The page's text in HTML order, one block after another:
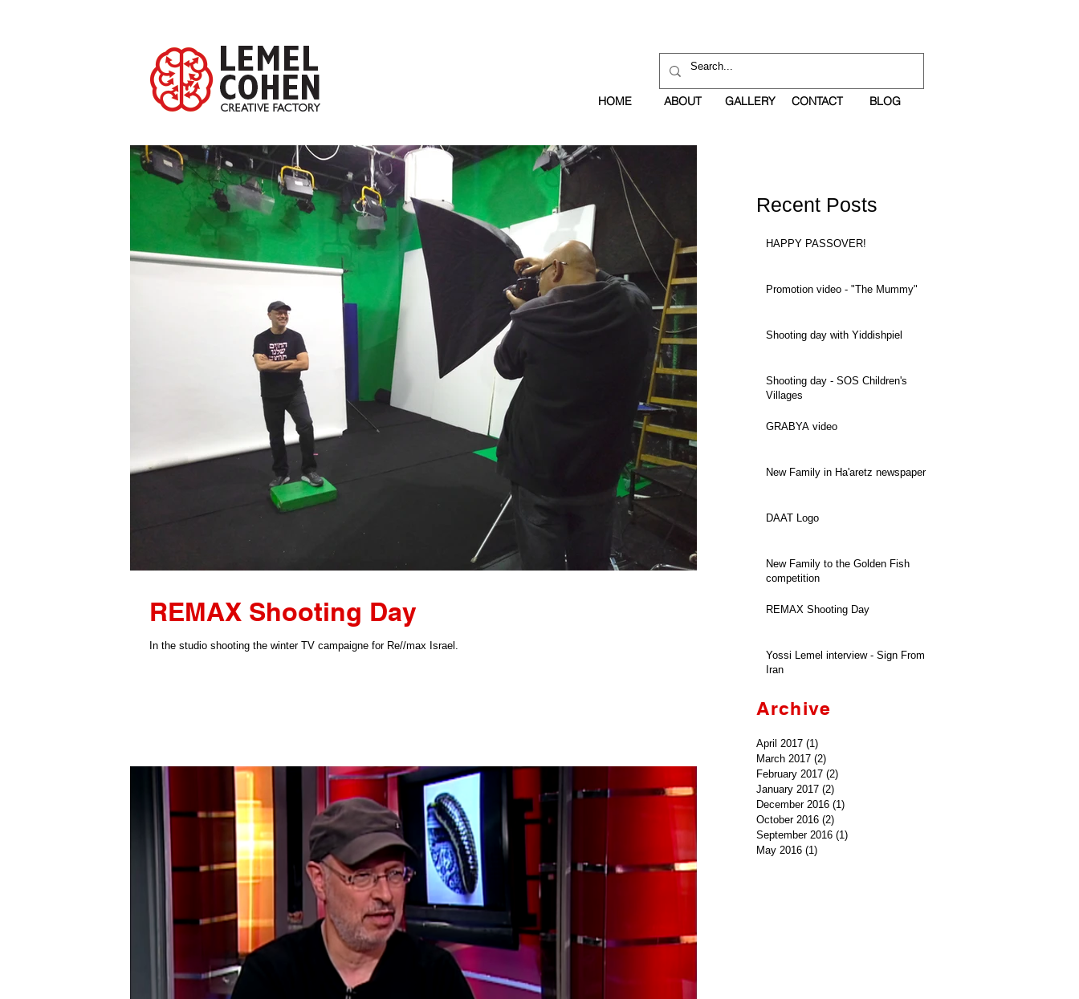
HOME ABOUT GALLERY CONTACT BLOG
REMAX Shooting Day
In the studio shooting the winter TV campaigne for Re//max Israel.
Recent Posts
HAPPY PASSOVER!
Promotion video - "The Mummy"
Shooting day with Yiddishpiel
Shooting day - SOS Children's
Villages
GRABYA video
New Family in Ha'aretz newspaper
DAAT Logo
New Family to the Golden Fish
competition
REMAX Shooting Day
Yossi Lemel interview - Sign From
Iran
Archive
April 2017 (1)
March 2017 (2)
February 2017 (2)
January 2017 (2)
December 2016 (1)
October 2016 (2)
September 2016 (1)
May 2016 (1)